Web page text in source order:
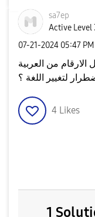
sa7ep
Active Level
‎07-21-2024 05:47 PM
الارقام من العربية
4 Likes
1